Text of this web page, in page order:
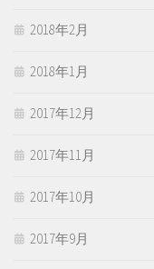
2018年2月
2018年1月
2017年12月
2017年11月
2017年10月
2017年9月